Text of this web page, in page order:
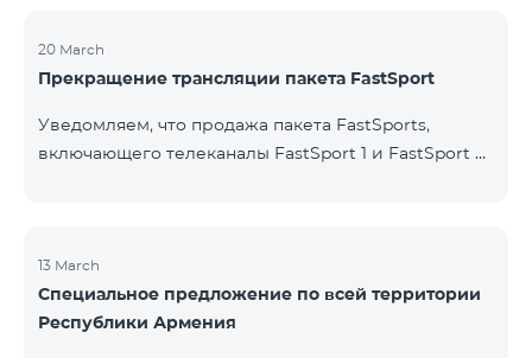
20 March
Прекращение трансляции пакета FastSport
Уведомляем, что продажа пакета FastSports,
включающего телеканалы FastSport 1 и FastSport 2,
решением вещателя. По вопросам или для
получения дополнительной информации просим
обращаться в компанию «Фаст Медиа».
13 March
Специальное предложение по всей территории
Республики Армения